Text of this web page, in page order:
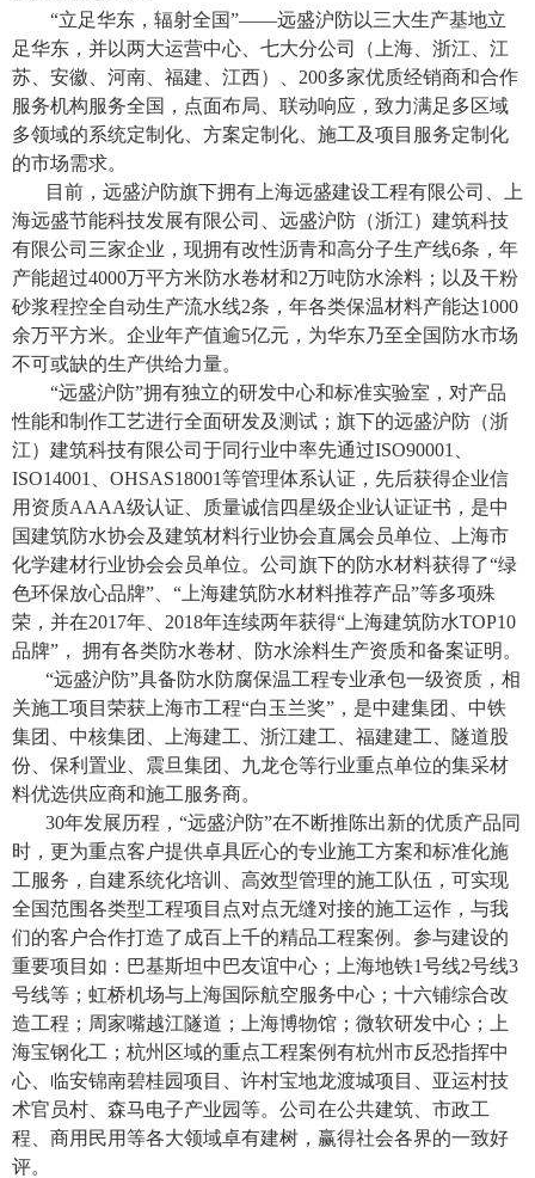
“立足华东，辐射全国”——远盛沪防以三大生产基地立
足华东，并以两大运营中心、七大分公司（上海、浙江、江
苏、安徽、河南、福建、江西）、200多家优质经销商和合作
服务机构服务全国，点面布局、联动响应，致力满足多区域
多领域的系统定制化、方案定制化、施工及项目服务定制化
的市场需求。
目前，远盛沪防旗下拥有上海远盛建设工程有限公司、上
海远盛节能科技发展有限公司、远盛沪防（浙江）建筑科技
有限公司三家企业，现拥有改性沥青和高分子生产线6条，年
产能超过4000万平方米防水卷材和2万吨防水涂料；以及干粉
砂浆程控全自动生产流水线2条，年各类保温材料产能达1000
余万平方米。企业年产值逾5亿元，为华东乃至全国防水市场
不可或缺的生产供给力量。
“远盛沪防”拥有独立的研发中心和标准实验室，对产品
性能和制作工艺进行全面研发及测试；旗下的远盛沪防（浙
江）建筑科技有限公司 于同行业中率先通过ISO90001、
ISO14001、OHSAS18001等管理体系认证，先后获得企业信
用资质AAAA级认证、质量诚信四星级企业认证证书，是中
国建筑防水协会及建筑材料行业协会直属会员单位、上海市
化学建材行业协会会员单位。公司旗下的防水材料获得了“绿
色环保放心品牌”、“上海建筑防水材料推荐产品”等多项殊
荣，并在2017年、2018年连续两年获得“上海建筑防水TOP10
品牌”， 拥有各类防水卷材、防水涂料生产资质和备案证明。
“远盛沪防”具备防水防腐保温工程专业承包一级资质，相
关施工项目荣获上海市工程“白玉兰奖”，是中建集团、中铁
集团、中核集团、上海建工、浙江建工、福建建工、隧道股
份、保利置业、震旦集团、九龙仓等行业重点单位的集采材
料优选供应商和施工服务商。
30年发展历程，“远盛沪防”在不断推陈出新的优质产品同
时，更为重点客户提供卓具匠心的专业施工方案和标准化施
工服务，自建系统化培训、高效型管理的施工队伍，可实现
全国范围各类型工程项目点对点无缝对接的施工运作，与我
们的客户合作打造了成百上千的精品工程案例。参与建设的
重要项目如：巴基斯坦中巴友谊中心；上海地铁1号线2号线3
号线等；虹桥机场与上海国际航空服务中心；十六铺综合改
造工程；周家嘴越江隧道；上海博物馆；微软研发中心；上
海宝钢化工；杭州区域的重点工程案例有杭州市反恐指挥中
心、临安锦南碧桂园项目、许村宝地龙渡城项目、亚运村技
术官员村、森马电子产业园等。公司在公共建筑、市政工
程、商用民用等各大领域卓有建树，赢得社会各界的一致好
评。